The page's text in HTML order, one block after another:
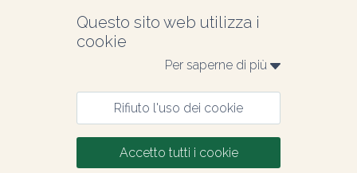
Questo sito web utilizza i
cookie
Per saperne di più
Rifiuto l'uso dei cookie
Accetto tutti i cookie